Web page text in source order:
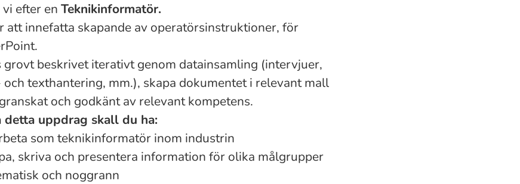
efter en Teknikinformatör.
att innefatta skapande av operatörsinstruktioner, för
beskrivet iterativt genom datainsamling (intervjuer,
texthantering, mm.), skapa dokumentet i relevant mall
och godkänt av relevant kompetens.
detta uppdrag skall du ha:
som teknikinformatör inom industrin
skriva och presentera information för olika målgrupper
och noggrann